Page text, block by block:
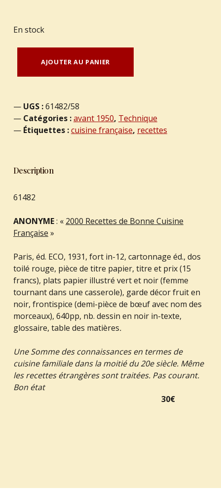
En stock
quantité de ANONYME : "2000 Recettes de Bonne Cuisine Française"
AJOUTER AU PANIER
UGS :61482/58
Catégories :avant 1950, Technique
Étiquettes :cuisine française, recettes
Description
61482
ANONYME: « 2000 Recettes de Bonne Cuisine
Française »
Paris, éd. ECO, 1931, fort in-12, cartonnage éd., dos
toilé rouge, pièce de titre papier, titre et prix (15
francs), plats papier illustré vert et noir (femme
tournant dans une casserole), garde décor fruit en
noir, frontispice (demi-pièce de bœuf avec nom des
morceaux), 640pp, nb. dessin en noir in-texte,
glossaire, table des matières.
Une Somme des connaissances en termes de
cuisine familiale dans la moitié du 20e siècle. Même
les recettes étrangères sont traitées. Pas courant.
Bon état
30€